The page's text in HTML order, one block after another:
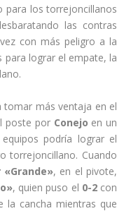
para los torrejoncillanos
las contras
con más peligro a la
para lograr el empate, la
tomar más ventaja en el
poste por Conejo en un
podría lograr el
torrejoncillano. Cuando
«Grande», en el pivote,
, quien puso el 0-2con
la cancha mientras que